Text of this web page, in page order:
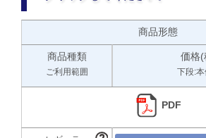
商品形態
商品種類
ご利用範囲
価格(
下段:
PDF